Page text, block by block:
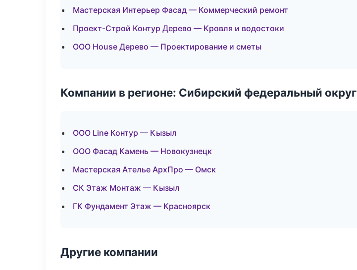
Мастерская Интерьер Фасад — Коммерческий ремонт
Проект-Строй Контур Дерево — Кровля и водостоки
ООО House Дерево — Проектирование и сметы
Компании в регионе: Сибирский федеральный округ
ООО Line Контур — Кызыл
ООО Фасад Камень — Новокузнецк
Мастерская Ателье АрхПро — Омск
СК Этаж Монтаж — Кызыл
ГК Фундамент Этаж — Красноярск
Другие компании